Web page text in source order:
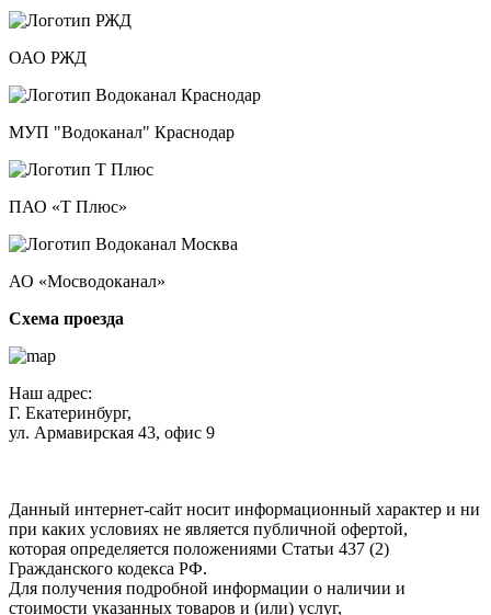
ОАО РЖД
МУП "Водоканал" Краснодар
ПАО «Т Плюс»
АО «Мосводоканал»
Схема проезда
Наш адрес:
Г. Екатеринбург,
ул. Армавирская 43, офис 9
Данный интернет-сайт носит информационный характер и ни
при каких условиях не является публичной офертой,
которая определяется положениями Статьи 437 (2)
Гражданского кодекса РФ.
Для получения подробной информации о наличии и
стоимости указанных товаров и (или) услуг,